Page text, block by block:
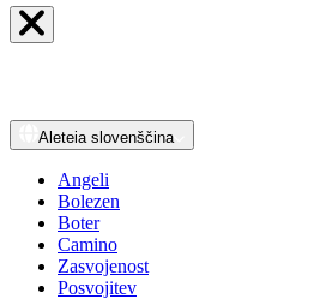
Aleteia slovenščina
Angeli
Bolezen
Boter
Camino
Zasvojenost
Posvojitev